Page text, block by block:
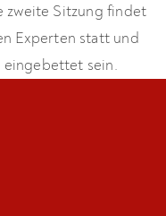
zweite Sitzung findet
Experten statt und
eingebettet sein.